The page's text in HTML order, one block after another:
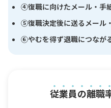
④復職に向けたメール・手
⑤復職決定後に送るメール
⑥やむを得ず退職につなが
従業員の離職